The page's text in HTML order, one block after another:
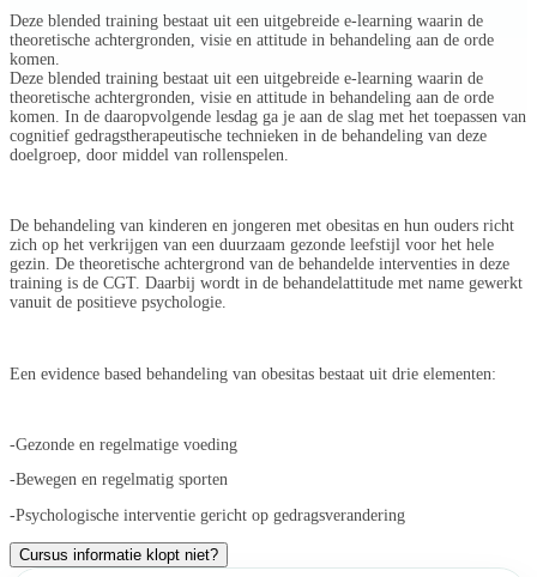
Deze blended training bestaat uit een uitgebreide e-learning waarin de
theoretische achtergronden, visie en attitude in behandeling aan de orde
komen.
Deze blended training bestaat uit een uitgebreide e-learning waarin de
theoretische achtergronden, visie en attitude in behandeling aan de orde
komen. In de daaropvolgende lesdag ga je aan de slag met het toepassen van
cognitief gedragstherapeutische technieken in de behandeling van deze
doelgroep, door middel van rollenspelen.
De behandeling van kinderen en jongeren met obesitas en hun ouders richt
zich op het verkrijgen van een duurzaam gezonde leefstijl voor het hele
gezin. De theoretische achtergrond van de behandelde interventies in deze
training is de CGT. Daarbij wordt in de behandelattitude met name gewerkt
vanuit de positieve psychologie.
Een evidence based behandeling van obesitas bestaat uit drie elementen:
-Gezonde en regelmatige voeding
-Bewegen en regelmatig sporten
-Psychologische interventie gericht op gedragsverandering
Cursus informatie klopt niet?